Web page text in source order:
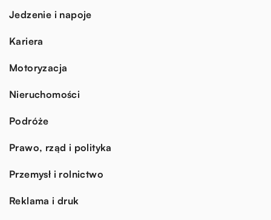
Jedzenie i napoje
Kariera
Motoryzacja
Nieruchomości
Podróże
Prawo, rząd i polityka
Przemysł i rolnictwo
Reklama i druk